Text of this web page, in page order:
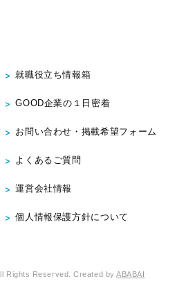
就職役立ち情報箱
GOOD企業の１日密着
お問い合わせ・掲載希望フォーム
よくあるご質問
運営会社情報
個人情報保護方針について
Rights Reserved. Created byABABAI